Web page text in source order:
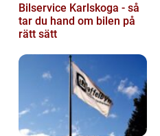
Bilservice Karlskoga - så
tar du hand om bilen på
rätt sätt